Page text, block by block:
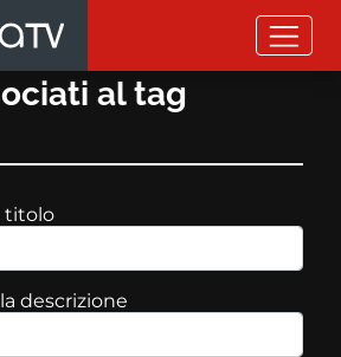
al tag
titolo
descrizione